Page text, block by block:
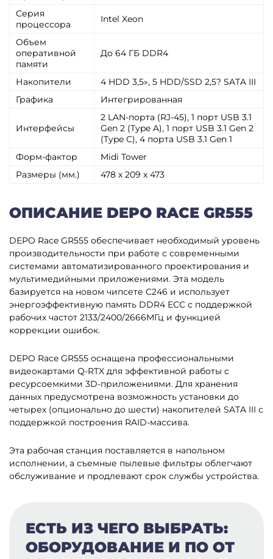
Серия
процессора
Intel Xeon
Объем
оперативной
памяти
До 64 ГБ DDR4
Накопители
4 HDD 3,5», 5 HDD/SSD 2,5? SATA III
Графика
Интегрированная
Интерфейсы
2 LAN-порта (RJ-45), 1 порт USB 3.1
Gen 2 (Type A), 1 порт USB 3.1 Gen 2
(Type C), 4 порта USB 3.1 Gen 1
Форм-фактор
Midi Tower
Размеры (мм.)
478 х 209 х 473
ОПИСАНИЕ DEPO RACE GR555
DEPO Race GR555 обеспечивает необходимый уровень
производительности при работе с современными
системами автоматизированного проектирования и
мультимедийными приложениями. Эта модель
базируется на новом чипсете C246 и использует
энергоэффективную память DDR4 ECC с поддержкой
рабочих частот 2133/2400/2666МГц и функцией
коррекции ошибок.
DEPO Race GR555 оснащена профессиональными
видеокартами Q-RTX для эффективной работы с
ресурсоемкими 3D-приложениями. Для хранения
данных предусмотрена возможность установки до
четырех (опционально до шести) накопителей SATA III с
поддержкой построения RAID-массива.
Эта рабочая станция поставляется в напольном
исполнении, а съемные пылевые фильтры облегчают
обслуживание и продлевают срок службы устройства.
ЕСТЬ ИЗ ЧЕГО ВЫБРАТЬ:
ОБОРУДОВАНИЕ И ПО ОТ